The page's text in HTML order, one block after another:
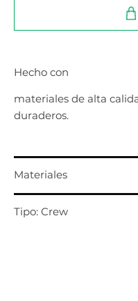
Hecho con
materiales de alta
duraderos.
Materiales
Tipo: Crew